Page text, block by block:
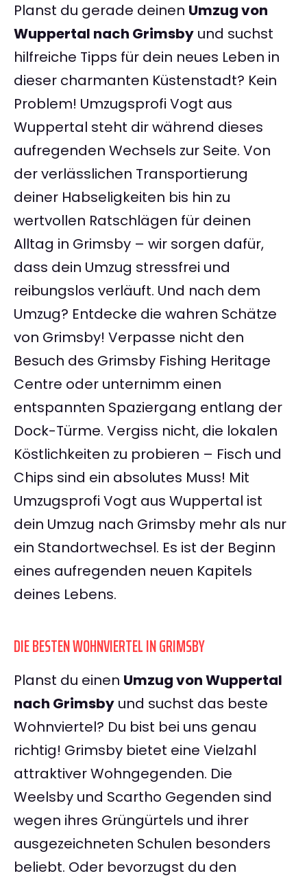
Planst du gerade deinen Umzug von
Wuppertal nach Grimsby und suchst
hilfreiche Tipps für dein neues Leben in
dieser charmanten Küstenstadt? Kein
Problem! Umzugsprofi Vogt aus
Wuppertal steht dir während dieses
aufregenden Wechsels zur Seite. Von
der verlässlichen Transportierung
deiner Habseligkeiten bis hin zu
wertvollen Ratschlägen für deinen
Alltag in Grimsby – wir sorgen dafür,
dass dein Umzug stressfrei und
reibungslos verläuft. Und nach dem
Umzug? Entdecke die wahren Schätze
von Grimsby! Verpasse nicht den
Besuch des Grimsby Fishing Heritage
Centre oder unternimm einen
entspannten Spaziergang entlang der
Dock-Türme. Vergiss nicht, die lokalen
Köstlichkeiten zu probieren – Fisch und
Chips sind ein absolutes Muss! Mit
Umzugsprofi Vogt aus Wuppertal ist
dein Umzug nach Grimsby mehr als nur
ein Standortwechsel. Es ist der Beginn
eines aufregenden neuen Kapitels
deines Lebens.
DIE BESTEN WOHNVIERTEL IN GRIMSBY
Planst du einen Umzug von Wuppertal
nach Grimsby und suchst das beste
Wohnviertel? Du bist bei uns genau
richtig! Grimsby bietet eine Vielzahl
attraktiver Wohngegenden. Die
Weelsby und Scartho Gegenden sind
wegen ihres Grüngürtels und ihrer
ausgezeichneten Schulen besonders
beliebt. Oder bevorzugst du den